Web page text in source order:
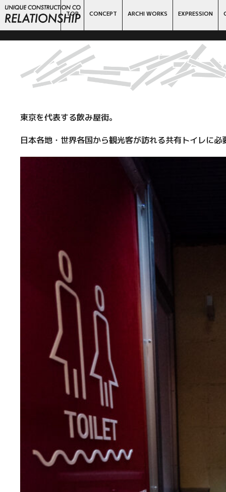
TOP CONCEPT ARCHI WORKS EXPRESSION
東京を代表する飲み屋街。
日本各地・世界各国から観光客が訪れる共有トイレに